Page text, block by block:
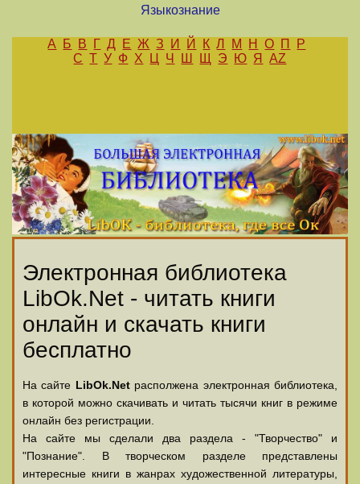
Языкознание
А Б В Г Д Е Ж З И Й К Л М Н О П
Р
С Т У Ф Х Ц Ч Ш Щ Э Ю Я AZ
Электронная библиотека
LibOk.Net - читать книги
онлайн и скачать книги
бесплатно
На сайте LibOk.Netрасполжена электронная библиотека,
в которой можно скачивать и читать тысячи книг в режиме
онлайн без регистрации.
На сайте мы сделали два раздела - "Творчество" и
"Познание". В творческом разделе представлены
интересные книги в жанрах художественной литературы,